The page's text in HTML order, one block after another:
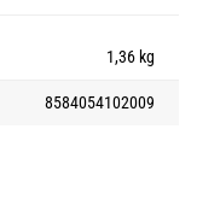
1,36 kg
8584054102009